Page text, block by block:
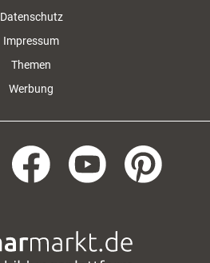
Datenschutz
Impressum
Themen
Werbung